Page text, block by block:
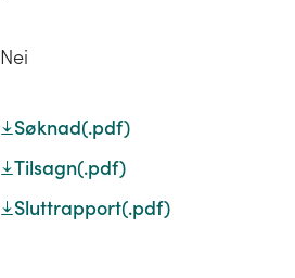
Nei
Søknad(.pdf)
Tilsagn(.pdf)
Sluttrapport(.pdf)